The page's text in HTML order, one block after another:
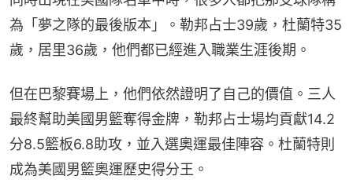
為「夢之隊的最後版本」。勒邦占士39歲，杜蘭特35
歲，居里36歲，他們都已經進入職業生涯後期。
但在巴黎賽場上，他們依然證明了自己的價值。三人
最終幫助美國男籃奪得金牌，勒邦占士場均貢獻14.2
分8.5籃板6.8助攻，並入選奧運最佳陣容。杜蘭特則
成為美國男籃奧運歷史得分王。